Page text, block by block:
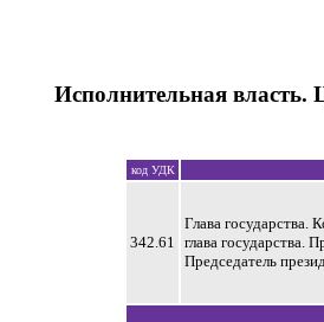
Исполнительная власть.
код УДК
342.61
Глава государства.
глава государства.
Председатель